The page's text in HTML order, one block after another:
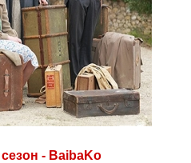
- BaibaKo